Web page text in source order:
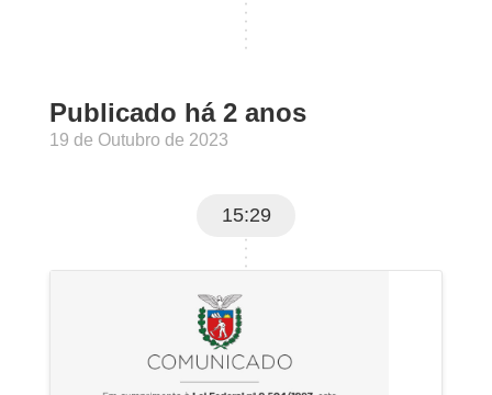
Publicado há 2 anos
19 de Outubro de 2023
15:29